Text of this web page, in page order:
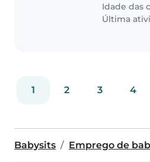
Idade das
Última
1 2 3 4
Babysits Emprego de